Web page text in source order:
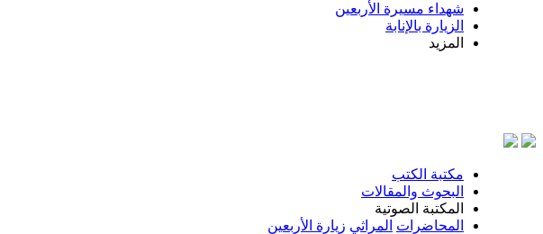
شهداء مسيرة الأربعين
الزيارة بالإنابة
المزيد
بسم
مكتبة الكتب
البحوث والمقالات
المكتبة الصوتية
المحاضرات المراثي زيارة الأربعين